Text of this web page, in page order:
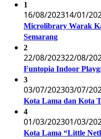
1
16/08/202314/01/
Microlibrary Warak
Semarang
2
22/08/202322/08/
Funtopia Indoor
3
03/07/202303/07/
Kota Lama dan Kota
4
01/03/202301/03/
Kota Lama “Little